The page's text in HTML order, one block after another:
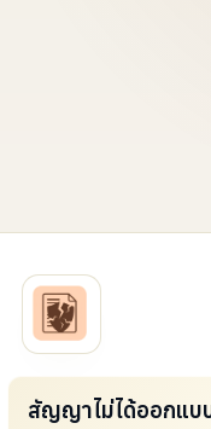
สัญญาไม่ได้ออกแ